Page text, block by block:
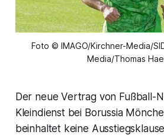
Foto © IMAGO/Kirchner-Media/
Media/Thomas
Der neue Vertrag von Fußball-
Kleindienst bei Borussia
beinhaltet keine